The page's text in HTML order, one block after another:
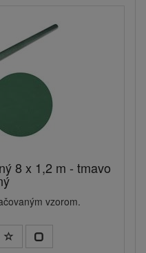
8 x 1,2 m - tmavo
vzorom.